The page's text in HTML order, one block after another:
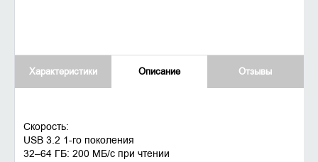
Характеристики Описание Отзывы
Скорость:
USB 3.2 1-го поколения
32–64 ГБ: 200 МБ/с при чтении